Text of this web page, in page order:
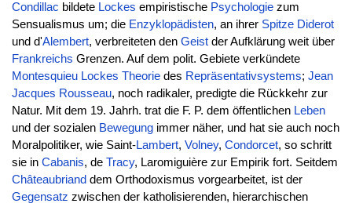
Condillac bildete Lockes empiristische Psychologiezum
Sensualismus um; die Enzyklopädisten, an ihrer Spitze Diderot
und d'Alembert, verbreiteten den Geistder Aufklärung weit über
Frankreichs Grenzen. Auf dem polit. Gebiete verkündete
Montesquieu Lockes Theoriedes Repräsentativsystems; Jean
Jacques Rousseau, noch radikaler, predigte die Rückkehr zur
Natur. Mit dem 19. Jahrh. trat die F. P. dem öffentlichen Leben
und der sozialen Bewegungimmer näher, und hat sie auch noch
Moralpolitiker, wie Saint-Lambert, Volney, Condorcet, so schritt
sie in Cabanis, de Tracy, Laromiguière zur Empirik fort. Seitdem
Châteaubriand dem Orthodoxismus vorgearbeitet, ist der
Gegensatz zwischen der katholisierenden, hierarchischen